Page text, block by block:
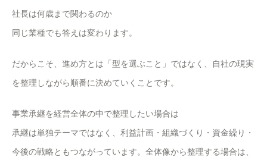
社長は何歳まで関わるのか
同じ業種でも答えは変わります。
だからこそ、進め方とは「型を選ぶこと」ではなく、自社の現実
を整理しながら順番に決めていくことです。
事業承継を経営全体の中で整理したい場合は
承継は単独テーマではなく、利益計画・組織づくり・資金繰り・
今後の戦略ともつながっています。全体像から整理する場合は、